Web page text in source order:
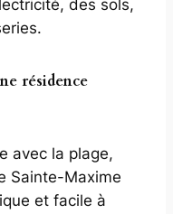
des sols,
résidence
avec la plage,
Sainte-Maxime
et facile à